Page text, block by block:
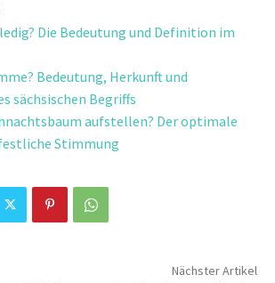
Die Bedeutung und Definition im
Bedeutung, Herkunft und
sächsischen Begriffs
aufstellen? Der optimale
Stimmung
Nächster Artikel